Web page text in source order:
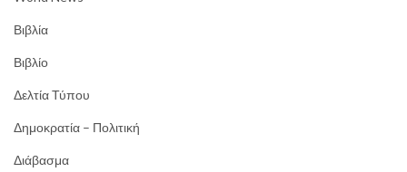
Βιβλία
Βιβλίο
Δελτία Τύπου
Δημοκρατία – Πολιτική
Διάβασμα